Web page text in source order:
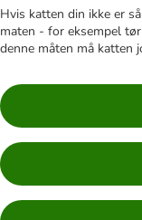
Hvis katten din ikke er
maten - for eksempel
denne måten må katten